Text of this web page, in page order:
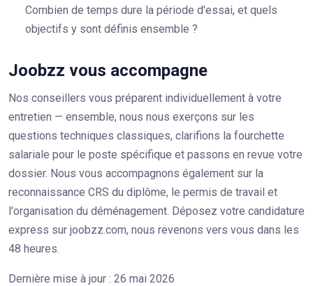
Combien de temps dure la période d'essai, et quels
objectifs y sont définis ensemble ?
Joobzz vous accompagne
Nos conseillers vous préparent individuellement à votre
entretien — ensemble, nous nous exerçons sur les
questions techniques classiques, clarifions la fourchette
salariale pour le poste spécifique et passons en revue votre
dossier. Nous vous accompagnons également sur la
reconnaissance CRS du diplôme, le permis de travail et
l'organisation du déménagement. Déposez votre candidature
express sur joobzz.com, nous revenons vers vous dans les
48 heures.
Dernière mise à jour : 26 mai 2026